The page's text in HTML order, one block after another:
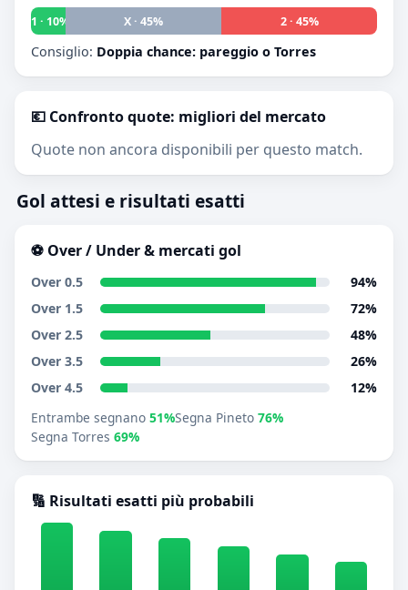
1 · 10%
X · 45% 2 · 45%
Consiglio: Doppia chance: pareggio o Torres
💶 Confronto quote: migliori del mercato
Quote non ancora disponibili per questo match.
Gol attesi e risultati esatti
⚽ Over / Under & mercati gol
Over 0.5
94%
Over 1.5
72%
Over 2.5
48%
Over 3.5
26%
Over 4.5
12%
Entrambe segnano 51%Segna Pineto 76%
Segna Torres 69%
🔢 Risultati esatti più probabili